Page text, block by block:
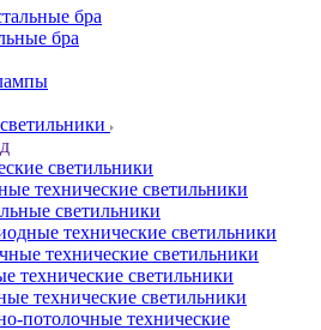
бра
бра
светильники
технические светильники
светильники
технические светильники
технические светильники
технические светильники
технические светильники
потолочные технические